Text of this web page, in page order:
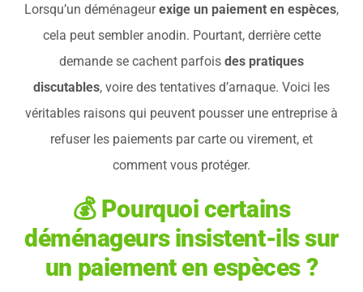
Lorsqu’un déménageurexige un paiement en espèces,
cela peut sembler anodin. Pourtant, derrière cette
demande se cachent parfois des pratiques
discutables, voire des tentatives d’arnaque. Voici les
véritables raisons qui peuvent pousser une entreprise à
refuser les paiements par carte ou virement, et
comment vous protéger.
💰 Pourquoi certains
déménageurs insistent-ils sur
un paiement en espèces ?